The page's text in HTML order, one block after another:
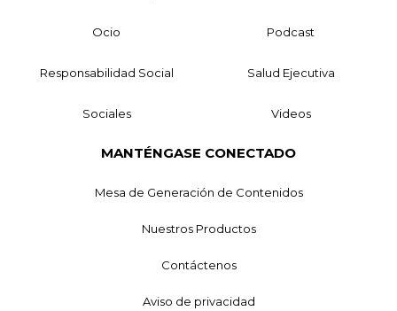
Ocio Podcast
Responsabilidad Social Salud Ejecutiva
Sociales Videos
MANTÉNGASE CONECTADO
Mesa de Generación de Contenidos
Nuestros Productos
Contáctenos
Aviso de privacidad